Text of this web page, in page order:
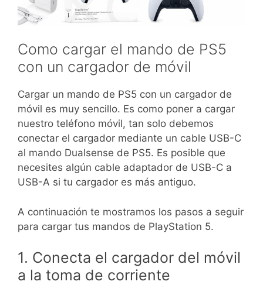
Como cargar el mando de PS5
con un cargador de móvil
Cargar un mando de PS5 con un cargador de
móvil es muy sencillo. Es como poner a cargar
nuestro teléfono móvil, tan solo debemos
conectar el cargador mediante un cable USB-C
al mando Dualsense de PS5. Es posible que
necesites algún cable adaptador de USB-C a
USB-A si tu cargador es más antiguo.
A continuación te mostramos los pasos a seguir
para cargar tus mandos de PlayStation 5.
1. Conecta el cargador del móvil
a la toma de corriente